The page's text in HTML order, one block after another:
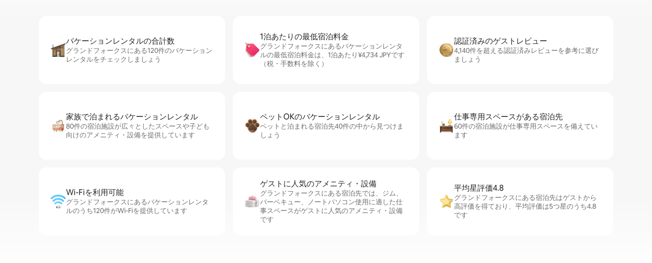
バケーションレ⁠ン⁠タ⁠ル⁠の合⁠計⁠数
グランドフォークスにある120件のバケーション
レンタルをチェックしましょう
1泊あたりの最⁠低⁠宿⁠泊⁠料⁠金
グランドフォークスにあるバケーションレンタ
ルの最低宿泊料金は、1泊あたり¥4,734 JPYです
（税・手数料を除く）
認証済みのゲ⁠ス⁠ト⁠レ⁠ビ⁠ュ⁠ー
4,140件を超える認証済みレビューを参考に選び
ましょう
家族で泊まれるバ⁠ケ⁠ー⁠シ⁠ョ⁠ンレ⁠ン⁠タ⁠ル
80件の宿泊施設が広々としたスペースや子ども
向けのアメニティ・設備を提供しています
ペットOKのバ⁠ケ⁠ー⁠シ⁠ョ⁠ンレ⁠ン⁠タ⁠ル
ペットと泊まれる宿泊先40件の中から見つけま
しょう
仕事専用ス⁠ペ⁠ー⁠スがあ⁠る宿⁠泊⁠先
60件の宿泊施設が仕事専用スペースを備えてい
ます
Wi-Fiを利⁠用⁠可⁠能
グランドフォークスにあるバケーションレンタ
ルのうち120件がWi-Fiを提供しています
ゲストに人⁠気⁠のア⁠メ⁠ニ⁠テ⁠ィ・設⁠備
グランドフォークスにある宿泊先では、ジム、
バーベキュー、ノートパソコン使用に適した仕
事スペースがゲストに人気のアメニティ・設備
です
平均星評価4.8
グランドフォークスにある宿泊先はゲストから
高評価を得ており、平均評価は5つ星のうち4.8
です